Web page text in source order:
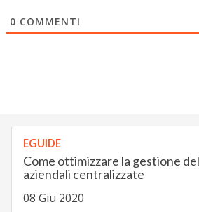
0 COMMENTI
EGUIDE
Come ottimizzare la gestione
aziendali centralizzate
08 Giu 2020